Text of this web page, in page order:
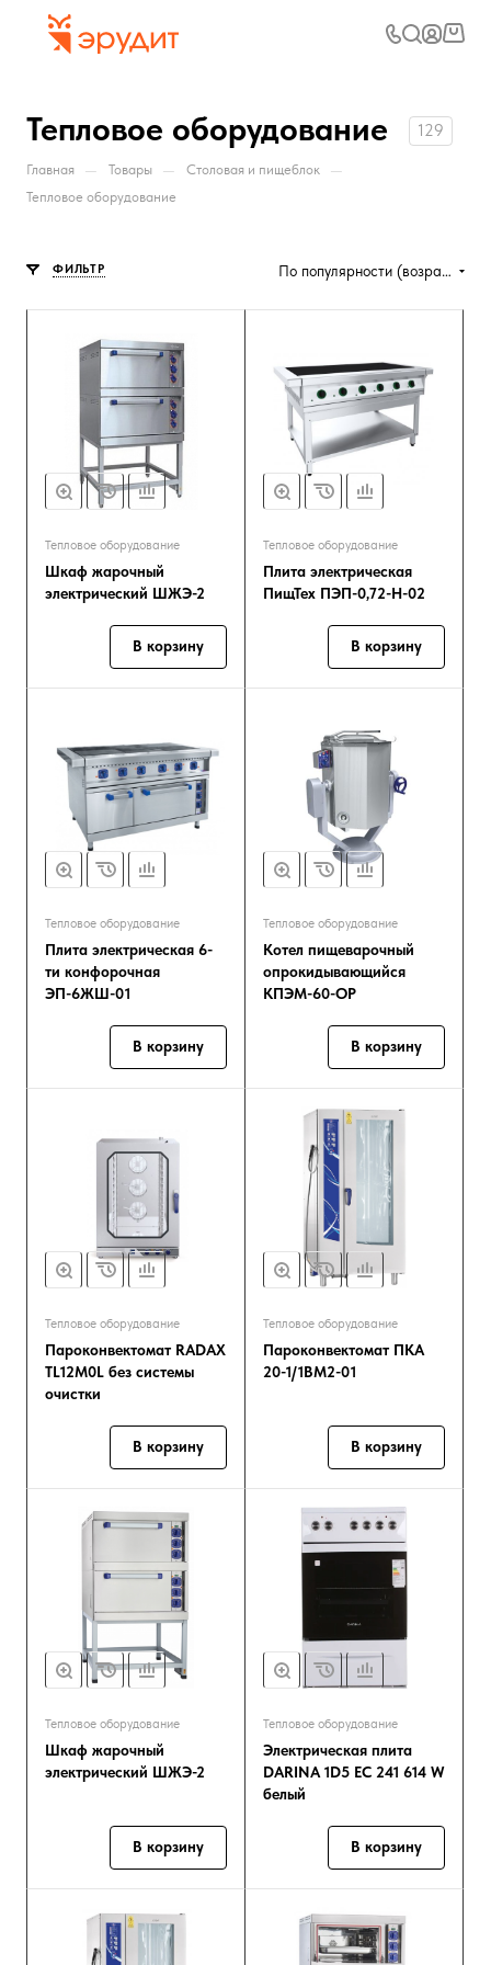
Тепловое оборудование 129
Главная — Товары — Столовая и пищеблок —
Тепловое оборудование
ФИЛЬТР По популярности (возрастание)
Тепловое оборудование
Шкаф жарочный
электрический ШЖЭ-2
В корзину
Тепловое оборудование
Плита электрическая
ПищТех ПЭП-0,72-Н-02
В корзину
Тепловое оборудование
Плита электрическая 6-
ти конфорочная
ЭП-6ЖШ-01
В корзину
Тепловое оборудование
Котел пищеварочный
опрокидывающийся
КПЭМ-60-ОР
В корзину
Тепловое оборудование
Пароконвектомат RADAX
TL12M0L без системы
очистки
В корзину
Тепловое оборудование
Пароконвектомат ПКА
20-1/1ВМ2-01
В корзину
Тепловое оборудование
Шкаф жарочный
электрический ШЖЭ-2
В корзину
Тепловое оборудование
Электрическая плита
DARINA 1D5 EC 241 614 W
белый
В корзину